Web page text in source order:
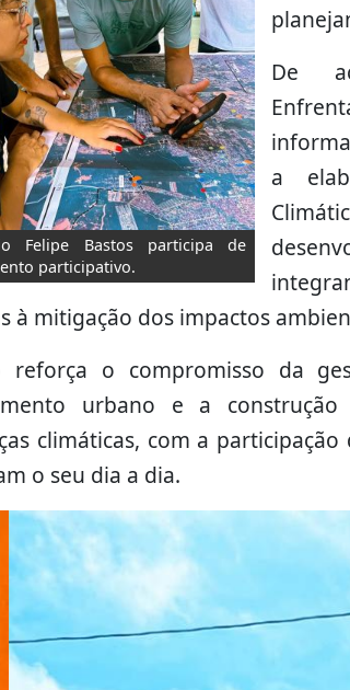
Felipe Bastos participa de
participativo.
De
a
à mitigação dos impactos
reforça o compromisso da
urbano e a
climáticas, com a
o seu dia a dia.